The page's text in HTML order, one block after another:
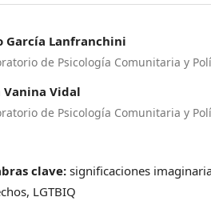
García Lanfranchini
de Psicología Comunitaria y
Vanina Vidal
de Psicología Comunitaria y
clave:significaciones
LGTBIQ